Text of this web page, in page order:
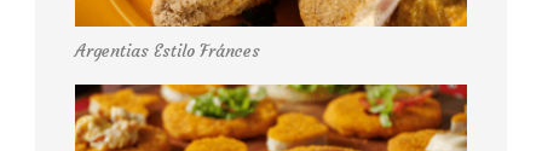
Argentias Estilo Fránces